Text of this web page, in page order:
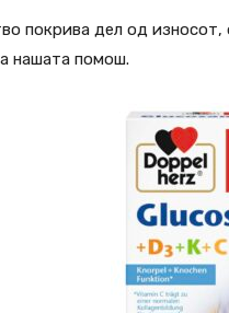
покрива дел од износот,
нашата помош.